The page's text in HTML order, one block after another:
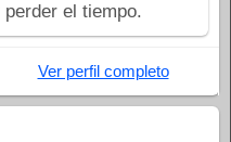
el tiempo.
Ver perfil completo